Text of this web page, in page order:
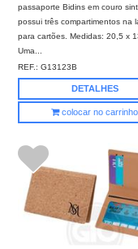
passaporte Bidins em couro
possui três compartimentos na
para cartões. Medidas: 20,5 x
Uma...
REF.:G13123B
DETALHES
colocar no carrinho